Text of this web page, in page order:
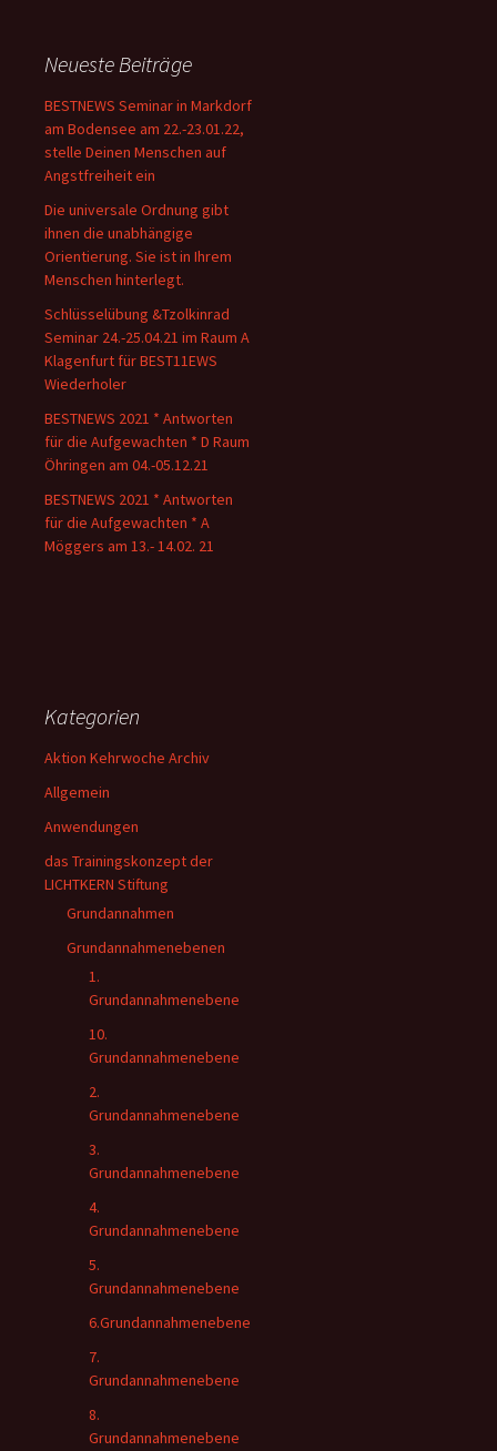
Neueste Beiträge
BESTNEWS Seminar in Markdorf
am Bodensee am 22.-23.01.22,
stelle Deinen Menschen auf
Angstfreiheit ein
Die universale Ordnung gibt
ihnen die unabhängige
Orientierung. Sie ist in Ihrem
Menschen hinterlegt.
Schlüsselübung &Tzolkinrad
Seminar 24.-25.04.21 im Raum A
Klagenfurt für BEST11EWS
Wiederholer
BESTNEWS 2021 * Antworten
für die Aufgewachten * D Raum
Öhringen am 04.-05.12.21
BESTNEWS 2021 * Antworten
für die Aufgewachten * A
Möggers am 13.- 14.02. 21
Kategorien
Aktion Kehrwoche Archiv
Allgemein
Anwendungen
das Trainingskonzept der
LICHTKERN Stiftung
Grundannahmen
Grundannahmenebenen
1.
Grundannahmenebene
10.
Grundannahmenebene
2.
Grundannahmenebene
3.
Grundannahmenebene
4.
Grundannahmenebene
5.
Grundannahmenebene
6.Grundannahmenebene
7.
Grundannahmenebene
8.
Grundannahmenebene